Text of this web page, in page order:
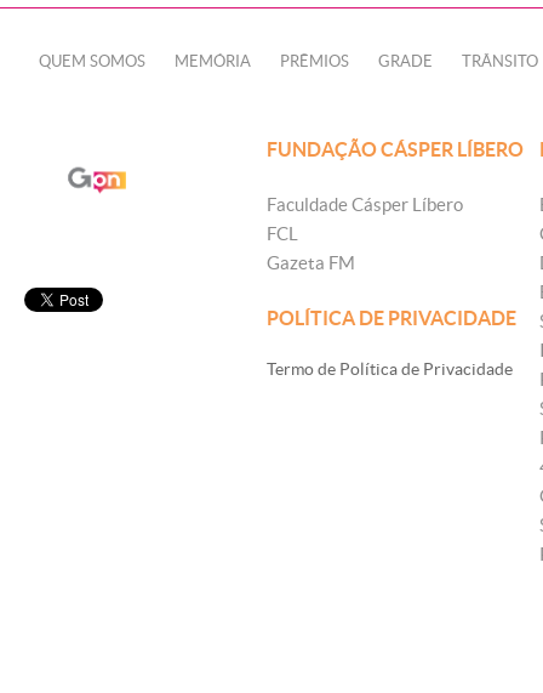
QUEM SOMOS MEMÓRIA PRÊMIOS GRADE TRÂNSITO
FUNDAÇÃO CÁSPER LÍBERO
Faculdade Cásper Líbero
FCL
Gazeta FM
POLÍTICA DE PRIVACIDADE
Termo de Política de Privacidade